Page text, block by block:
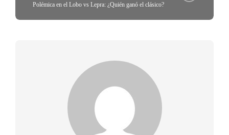
Polémica en el Lobo vs Lepra: ¿Quién ganó el clásico?